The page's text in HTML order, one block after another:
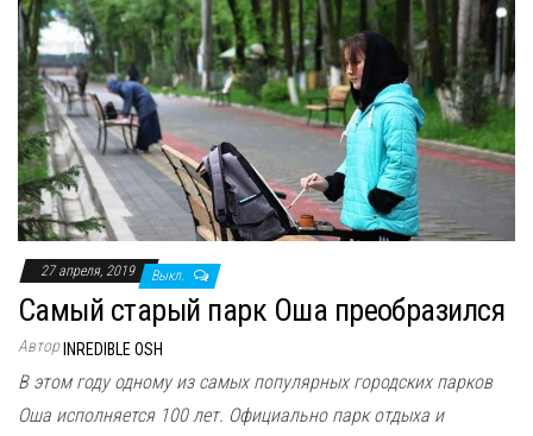
27 апреля, 2019 Выкл.
Самый старый парк Оша преобразился
Автор INREDIBLE OSH
В этом году одному из самых популярных городских парков
Оша исполняется 100 лет. Официально парк отдыха и